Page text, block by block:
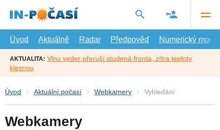
hlavní
Úvod
Aktuálně Radar Předpověď Numerický model
AKTUALITA: Vlnu veder přeruší studená fronta, zítra teploty
klesnou
Úvod Aktuální počasí Webkamery Vyhledání
Webkamery